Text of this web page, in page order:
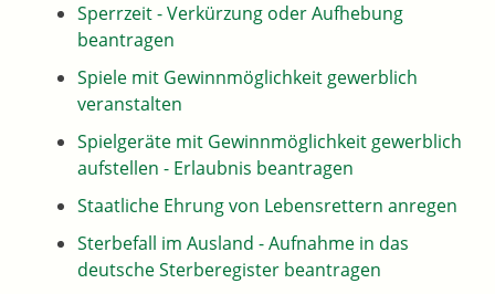
Sperrzeit - Verkürzung oder Aufhebung
beantragen
Spiele mit Gewinnmöglichkeit gewerblich
veranstalten
Spielgeräte mit Gewinnmöglichkeit gewerblich
aufstellen - Erlaubnis beantragen
Staatliche Ehrung von Lebensrettern anregen
Sterbefall im Ausland - Aufnahme in das
deutsche Sterberegister beantragen